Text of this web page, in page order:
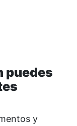
puedes
y